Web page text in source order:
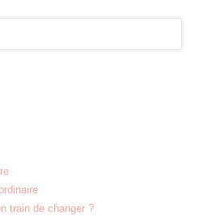
train de changer ?